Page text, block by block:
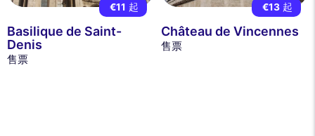
€11 起
Basilique de Saint-
Denis
售票
€13起
Château de Vincennes
售票